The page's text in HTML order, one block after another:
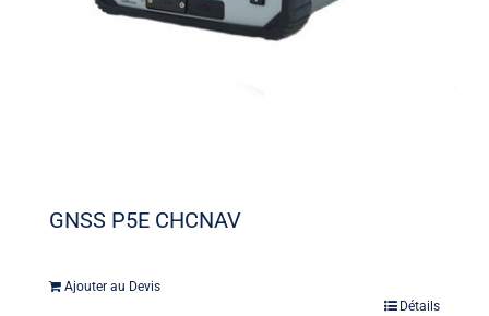
GNSS P5E CHCNAV
Ajouter au Devis
Détails